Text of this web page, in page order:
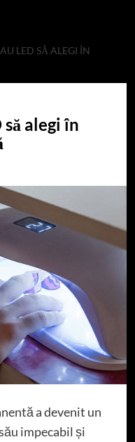
LED SĂ ALEGI ÎN
să alegi în
a devenit un
impecabil și